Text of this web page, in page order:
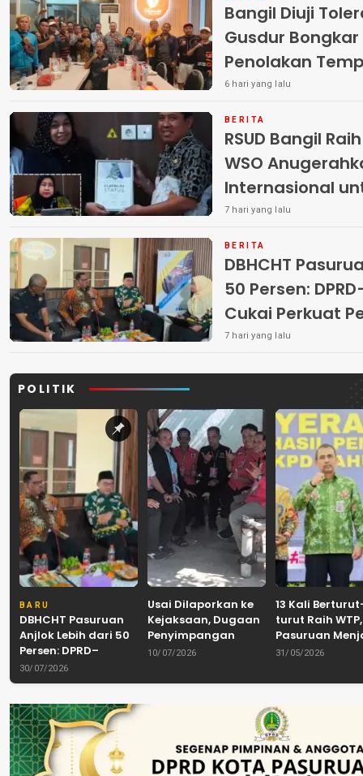
Bangil Diuji
Gusdur
Penolakan
6 hari yang lalu
BERITA
RSUD Bangil
WSO
Internasional
7 hari yang lalu
BERITA
DBHCHT
50 Persen:
Cukai Perkuat
Peredaran
7 hari yang lalu
POLITIK
BARU
DBHCHT Pasuruan
Anjlok Lebih dari 50
Persen: DPRD–
Pemkab–Bea Cukai
Perkuat Perang
Rokok Ilegal
30/07/2026
Usai Dilaporkan ke
Kejaksaan, Dugaan
Penyimpangan
Banpol PDIP
Dinyatakan Tuntas
10/07/2026
13 Kali
turut Raih WTP,
Pasuruan
Tradisi
Tengah
31/05/2026